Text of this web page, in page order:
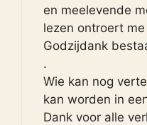
en meelevende
lezen ontroert
Godzijdank
.
Wie kan nog
kan worden in
Dank voor alle